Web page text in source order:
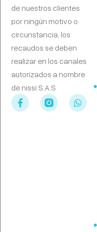
de nuestros clientes
por ningún motivo o
circunstancia, los
recaudos se deben
realizar en los canales
autorizados a nombre
de nissi S.A.S